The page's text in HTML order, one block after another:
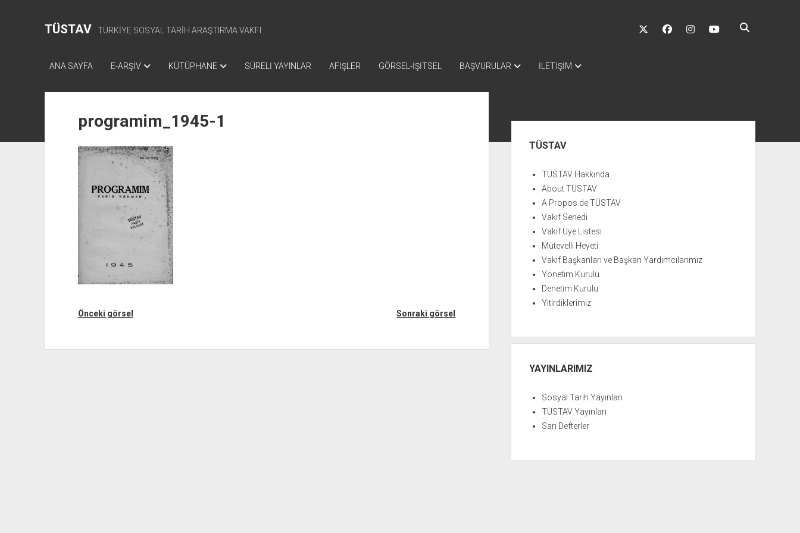
TÜSTAV TÜRKİYE SOSYAL TARİH ARAŞTIRMA VAKFI
twitter facebookinstagramyoutube
ANA SAYFA E-ARŞİV KÜTÜPHANE SÜRELİ YAYINLAR AFİŞLER GÖRSEL-İŞİTSEL BAŞVURULAR İLETİŞİM
programim_1945-1
Önceki görsel Sonraki görsel
MenüTÜSTAV
TÜSTAV Hakkında
About TÜSTAV
A Propos de TÜSTAV
Vakıf Senedi
Vakıf Üye Listesi
Mütevelli Heyeti
Vakıf Başkanları ve Başkan Yardımcılarımız
Yönetim Kurulu
Denetim Kurulu
Yitirdiklerimiz
YAYINLARIMIZ
Sosyal Tarih Yayınları
TÜSTAV Yayınları
Sarı Defterler